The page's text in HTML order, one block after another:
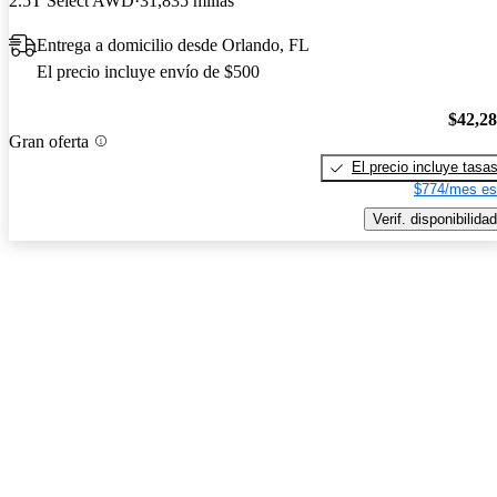
Entrega a domicilio desde Orlando, FL
El precio incluye envío de $500
Gran oferta
El precio incluye tasas
$774/mes
Verif. disponibilidad